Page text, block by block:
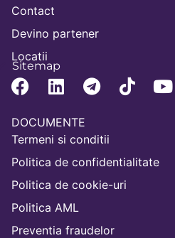
Contact
Devino partener
Locatii
Sitemap
DOCUMENTE
Termeni si conditii
Politica de confidentialitate
Politica de cookie-uri
Politica AML
Preventia fraudelor